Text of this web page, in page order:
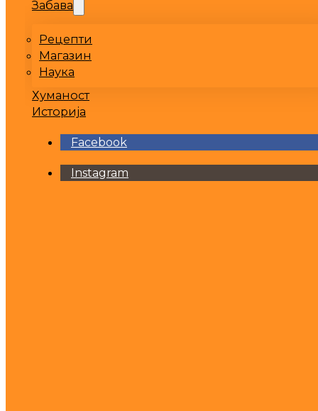
Забава
Рецепти
Магазин
Наука
Хуманост
Историја
Facebook
Instagram